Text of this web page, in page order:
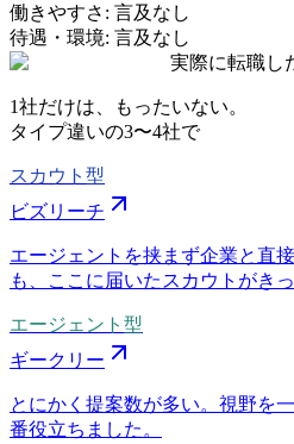
働きやすさ : 言及なし
待遇・環境: 言及なし
実際に転職し
1社だけは、もったいない。
タイプ違いの3〜4社で
スカウト型
ビズリーチ
エージェントを挟まず企業と直
も、ここに届いたスカウトがき
エージェント型
ギークリー
とにかく提案数が多い。視野を
番役立ちました。